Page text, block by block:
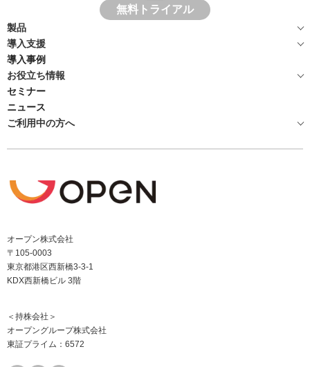
無料トライアル
製品
導入支援
導入事例
お役立ち情報
セミナー
ニュース
ご利用中の方へ
オープン株式会社
〒105-0003
東京都港区西新橋3-3-1
KDX西新橋ビル 3階
＜持株会社＞
オープングループ株式会社
東証プライム：6572